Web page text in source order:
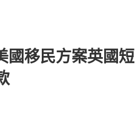
國移民方案英國